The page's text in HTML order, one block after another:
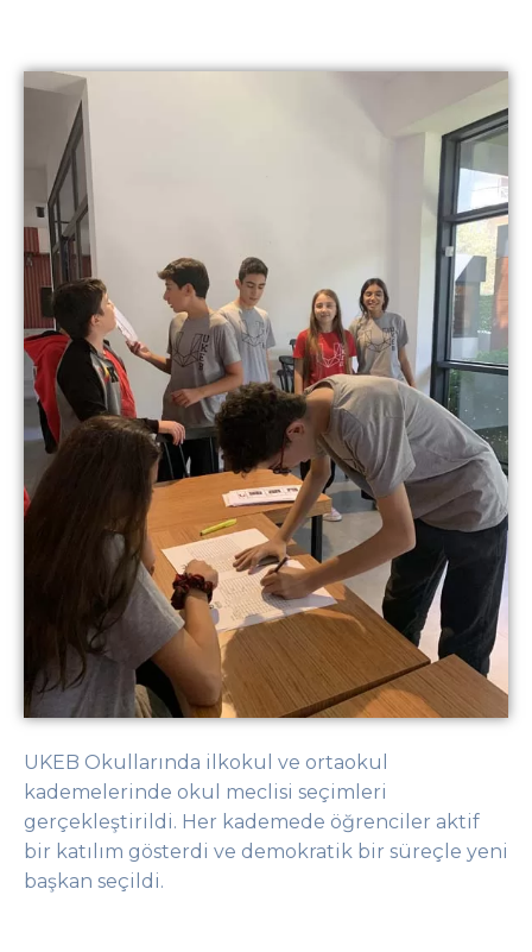
UKEB Okullarında i lkokul ve ortaokul
kademelerinde okul meclisi seçimleri
gerçekleştirildi. Her kademede öğrenciler aktif
bir katılım gösterdi ve demokratik bir süreçle yeni
başkan seçildi.